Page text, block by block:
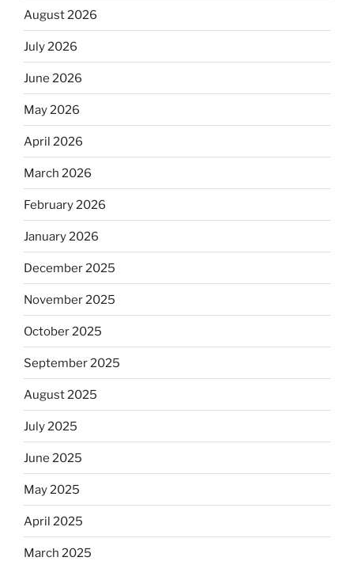
August 2026
July 2026
June 2026
May 2026
April 2026
March 2026
February 2026
January 2026
December 2025
November 2025
October 2025
September 2025
August 2025
July 2025
June 2025
May 2025
April 2025
March 2025